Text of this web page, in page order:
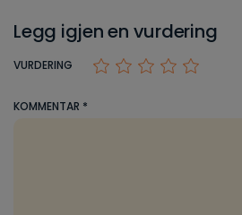
Legg igjen en vurdering
KOMMENTAR *
VURDERING